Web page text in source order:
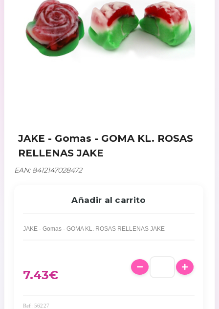
JAKE - Gomas - GOMA KL. ROSAS
RELLENAS JAKE
EAN: 8412147028472
Añadir al carrito
JAKE - Gomas - GOMA KL. ROSAS RELLENAS JAKE
7.43€
Ref: 56227